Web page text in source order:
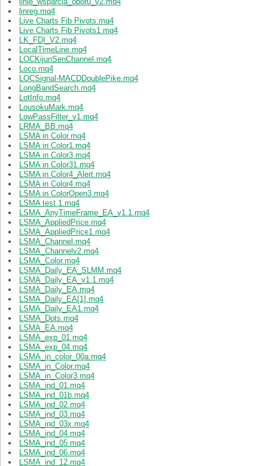
linreg.mq4
Live Charts Fib Pivots.mq4
Live Charts Fib Pivots1.mq4
LK_FDI_V2.mq4
LocalTimeLine.mq4
LOCKijunSenChannel.mq4
Loco.mq4
LOCSignal-MACDDoublePike.mq4
LongBandSearch.mq4
LotInfo.mq4
LousokuMark.mq4
LowPassFilter_v1.mq4
LRMA_BB.mq4
LSMA in Color.mq4
LSMA in Color1.mq4
LSMA in Color3.mq4
LSMA in Color31.mq4
LSMA in Color4_Alert.mq4
LSMA in Color4.mq4
LSMA in ColorOpen3.mq4
LSMA test 1.mq4
LSMA_AnyTimeFrame_EA_v1.1.mq4
LSMA_AppliedPrice.mq4
LSMA_AppliedPrice1.mq4
LSMA_Channel.mq4
LSMA_Channelv2.mq4
LSMA_Color.mq4
LSMA_Daily_EA_SLMM.mq4
LSMA_Daily_EA_v1.1.mq4
LSMA_Daily_EA.mq4
LSMA_Daily_EA[1].mq4
LSMA_Daily_EA1.mq4
LSMA_Dots.mq4
LSMA_EA.mq4
LSMA_exp_01.mq4
LSMA_exp_04.mq4
LSMA_in_color_00a.mq4
LSMA_in_Color.mq4
LSMA_in_Color3.mq4
LSMA_ind_01.mq4
LSMA_ind_01b.mq4
LSMA_ind_02.mq4
LSMA_ind_03.mq4
LSMA_ind_03x.mq4
LSMA_ind_04.mq4
LSMA_ind_05.mq4
LSMA_ind_06.mq4
LSMA_ind_12.mq4